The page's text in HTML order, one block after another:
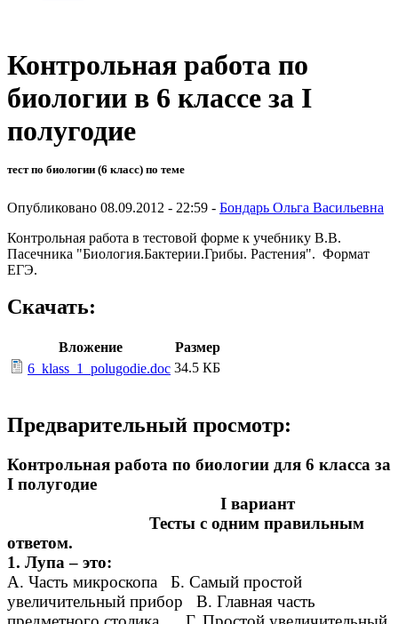
Контрольная работа по
биологии в 6 классе за I
полугодие
тест по биологии (6 класс) по теме
Опубликовано 08.09.2012 - 22:59 - Бондарь Ольга Васильевна
Контрольная работа в тестовой форме к учебнику В.В.
Пасечника "Биология.Бактерии.Грибы. Растения". Формат
ЕГЭ.
Скачать:
Вложение
Размер
6_klass_1_polugodie.doc 34.5 КБ
Предварительный просмотр:
Контрольная работа по биологии для 6 класса за
I полугодие
I вариант
Тесты с одним правильным
ответом.
1. Лупа – это:
A. Часть микроскопа Б. Самый простой
увеличительный прибор B. Главная часть